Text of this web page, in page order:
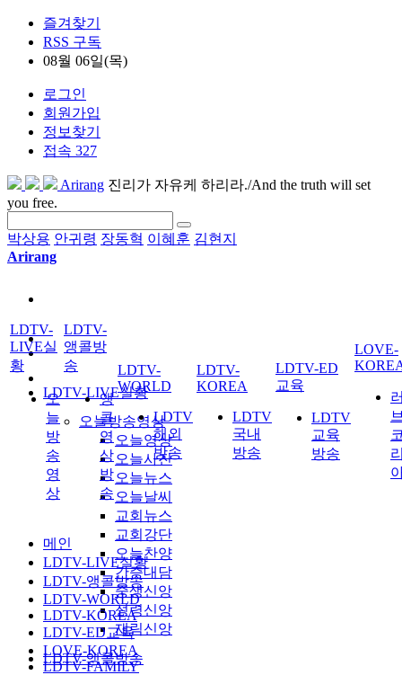
즐겨찾기
RSS 구독
08월 06일(목)
로그인
회원가입
정보찾기
접속 327
Arirang 진리가 자유케 하리라./And the truth will set
you free.
박상용 안귀령 장동혁 이혜훈 김현지
Arirang
LDTV-LIVE실황
오늘방송영상
오늘영상
오늘사진
오늘뉴스
오늘날씨
교회뉴스
교회강단
오늘찬양
간증대담
중생신앙
성령신앙
재림신앙
LDTV-앵콜방송
LDTV-
LIVE실
황
오
늘
방
송
영
상
LDTV-
앵콜방
송
앵
콜
영
상
방
송
LDTV-
WORLD
LDTV
해외
방송
LDTV-
KOREA
LDTV
국내
방송
LDTV-ED
교육
LDTV
교육
방송
LOVE-
메인
LDTV-LIVE실황
LDTV-앵콜방송
LDTV-WORLD
LDTV-KOREA
LDTV-ED교육
LOVE-KOREA
LDTV-FAMILY